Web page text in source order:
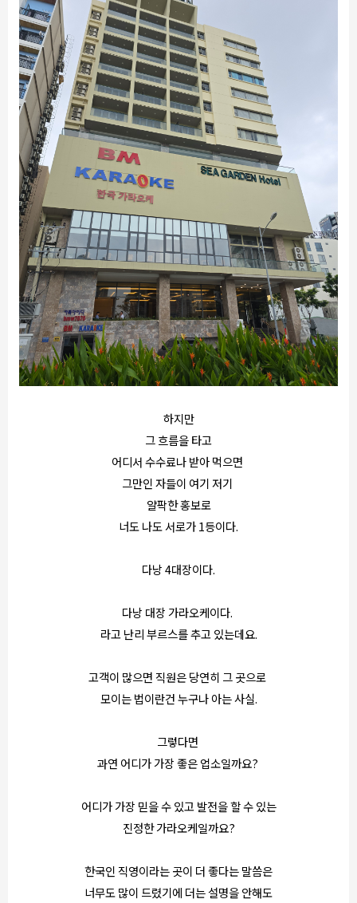
하지만
그 흐름을 타고
어디서 수수료나 받아 먹으면
그만인 자들이 여기 저기
얄팍한 홍보로
너도 나도 서로가 1등이다.
다낭 4대장이다.
다낭 대장 가라오케이다.
라고 난리 부르스를 추고 있는데요.
고객이 많으면 직원은 당연히 그 곳으로
모이는 법이란건 누구나 아는 사실.
그렇다면
과연 어디가 가장 좋은 업소일까요?
어디가 가장 믿을 수 있고 발전을 할 수 있는
진정한 가라오케일까요?
한국인 직영이라는 곳이 더 좋다는 말씀은
너무도 많이 드렸기에 더는 설명을 안해도